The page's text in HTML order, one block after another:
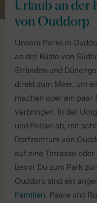
Urlaub an der
von Ouddorp
Unsere Parks in
an der Küste von
Stränden und
direkt zum Meer, um
machen oder ein paar
verbringen. In der
und Polder ab, mit
Dorfzentrum von
auf eine Terrasse
bevor Du zum Park
Ouddorp sind ein
Familien, Paare und